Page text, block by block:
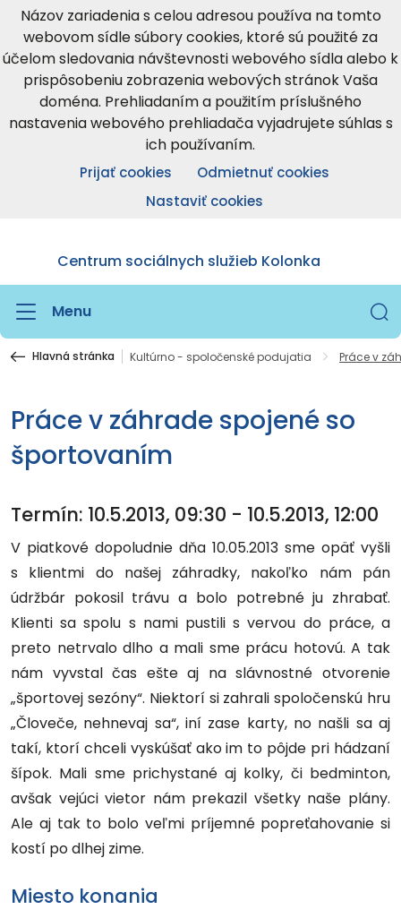
Názov zariadenia s celou adresou používa na tomto
webovom sídle súbory cookies, ktoré sú použité za
účelom sledovania návštevnosti webového sídla alebo k
prispôsobeniu zobrazenia webových stránok Vaša
doména. Prehliadaním a použitím príslušného
nastavenia webového prehliadača vyjadrujete súhlas s
ich používaním.
Prijať cookies
Odmietnuť cookies
Nastaviť cookies
Centrum sociálnych služieb Kolonka
Menu
Hlavná stránka Kultúrno - spoločenské podujatia Práce v
Práce v záhrade spojené so
športovaním
Termín: 10.5.2013, 09:30 - 10.5.2013, 12:00
V piatkové dopoludnie dňa 10.05.2013 sme opäť vyšli
s klientmi do našej záhradky, nakoľko nám pán
údržbár pokosil trávu a bolo potrebné ju zhrabať.
Klienti sa spolu s nami pustili s vervou do práce, a
preto netrvalo dlho a mali sme prácu hotovú. A tak
nám vyvstal čas ešte aj na slávnostné otvorenie
„športovej sezóny“. Niektorí si zahrali spoločenskú hru
„Človeče, nehnevaj sa“, iní zase karty, no našli sa aj
takí, ktorí chceli vyskúšať ako im to pôjde pri hádzaní
šípok. Mali sme prichystané aj kolky, či bedminton,
avšak vejúci vietor nám prekazil všetky naše plány.
Ale aj tak to bolo veľmi príjemné popreťahovanie si
kostí po dlhej zime.
Miesto konania